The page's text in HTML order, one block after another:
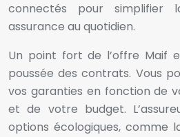
connectés pour simplifier
assurance au quotidien.
Un point fort de l’offre Maif
poussée des contrats. Vous
vos garanties en fonction de
et de votre budget.
options écologiques, comme